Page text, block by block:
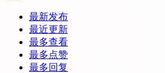
最新发布
最近更新
最多查看
最多点赞
最多回复